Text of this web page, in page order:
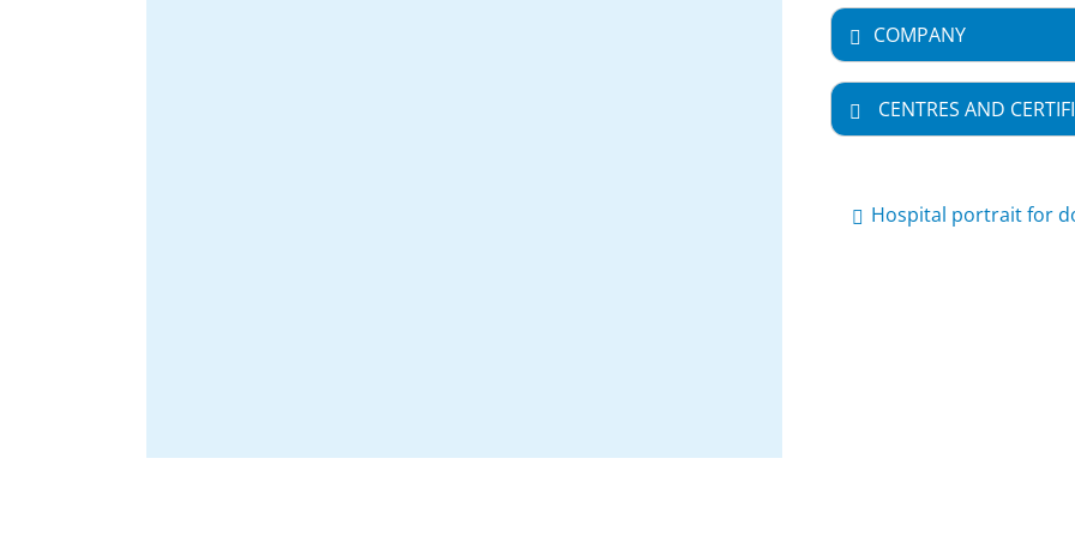
COMPANY
CENTRES AND
Hospital portrait for